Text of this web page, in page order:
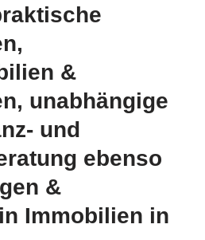
&
unabhängige
und
ebenso
&
Immobilien in